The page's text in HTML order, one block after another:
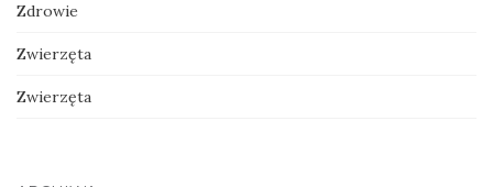
Zdrowie
Zwierzęta
Zwierzęta